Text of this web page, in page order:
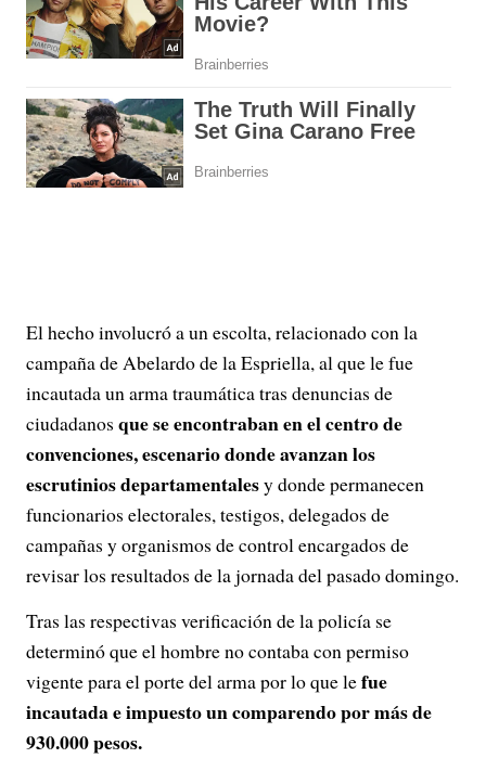
El hecho involucró a un escolta, relacionado con la
campaña de Abelardo de la Espriella, al que le fue
incautada un arma traumática tras denuncias de
ciudadanos que se encontraban en el centro de
convenciones, escenario donde avanzan los
escrutinios departamentalesy donde permanecen
funcionarios electorales, testigos, delegados de
campañas y organismos de control encargados de
revisar los resultados de la jornada del pasado domingo.
Tras las respectivas verificación de la policía se
determinó que el hombre no contaba con permiso
vigente para el porte del arma por lo que lefue
incautada e impuesto un comparendo por más de
930.000 pesos.